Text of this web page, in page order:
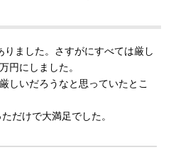
ました。さすがにすべては厳し
円にしました。
しいだろうなと思っていたとこ
だけで大満足でした。